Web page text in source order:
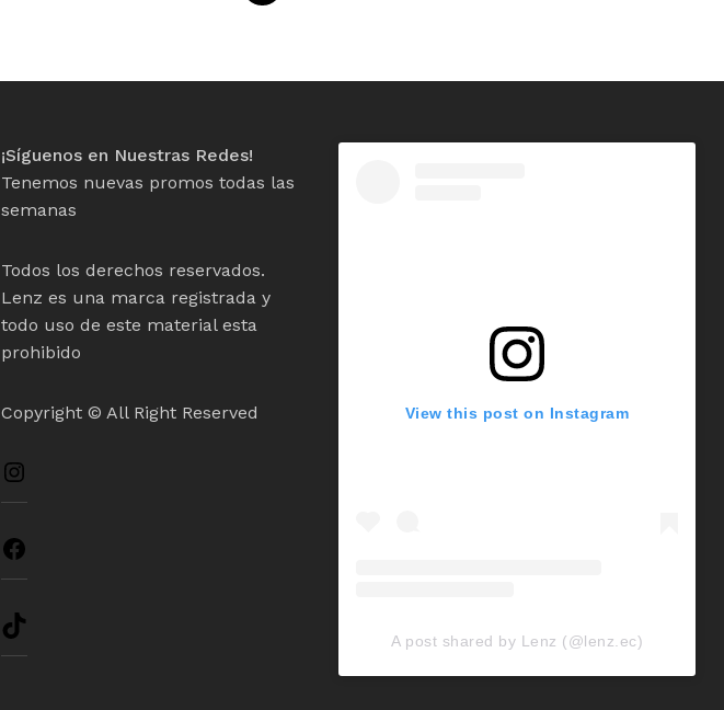
¡Síguenos en Nuestras Redes!
Tenemos nuevas promos todas las
semanas
Todos los derechos reservados.
Lenz es una marca registrada y
todo uso de este material esta
prohibido
Copyright © All Right Reserved View this post on Instagram
A post shared by Lenz (@lenz.ec)